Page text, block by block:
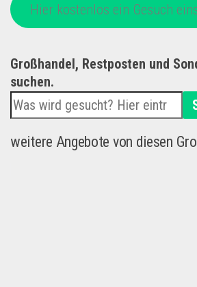
Hier kostenlos ein Gesuch
Großhandel, Restposten und
suchen.
weitere Angebote von diesen